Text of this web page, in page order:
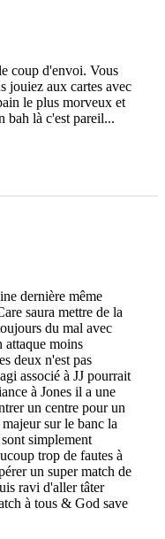
coup d'envoi. Vous
jouiez aux cartes avec
le plus morveux et
bah là c'est pareil...
dernière même
saura mettre de la
du mal avec
attaque moins
deux n'est pas
associé à JJ pourrait
à Jones il a une
un centre pour un
sur le banc la
simplement
trop de fautes à
un super match de
ravi d'aller tâter
à tous & God save